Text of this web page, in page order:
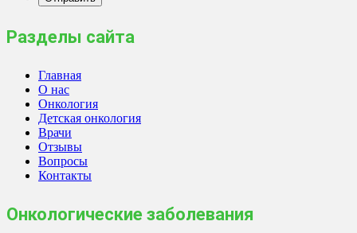
Разделы сайта
Главная
О нас
Онкология
Детская онкология
Врачи
Отзывы
Вопросы
Контакты
Онкологические заболевания